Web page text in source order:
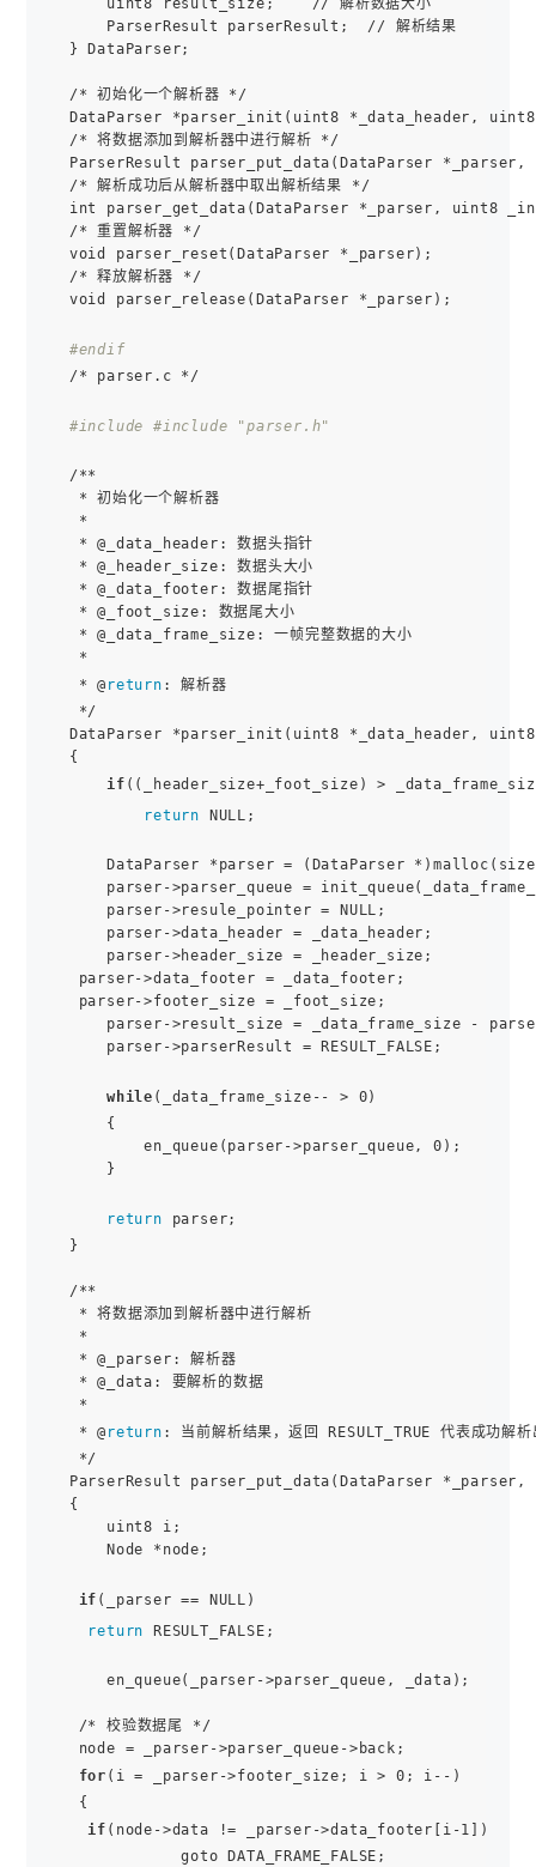
uint8 result_size;    // 解析数据大小
ParserResult parserResult;  // 解析结果
} DataParser;
/* 初始化一个解析器 */
DataParser *parser_init(uint8 *_data_header,
/* 将数据添加到解析器中进行解析 */
ParserResult parser_put_data(DataParser
/* 解析成功后从解析器中取出解析结果 */
int parser_get_data(DataParser *_parser, uint8
/* 重置解析器 */
void parser_reset(DataParser *_parser);
/* 释放解析器 */
void parser_release(DataParser *_parser);
#endif
/* parser.c */
#include #include "parser.h"
/**
* 初始化一个解析器
*
* @_data_header: 数据头指针
* @_header_size: 数据头大小
* @_data_footer: 数据尾指针
* @_foot_size: 数据尾大小
* @_data_frame_size: 一帧完整数据的大小
*
* @ return : 解析器
*/
DataParser *parser_init(uint8 *_data_header,
{
if ((_header_size+_foot_size) >
return NULL;
DataParser *parser = (DataParser
parser->parser_queue =
parser->resule_pointer = NULL;
parser->data_header = _data_header;
parser->header_size = _header_size;
parser->data_footer = _data_footer;
parser->footer_size = _foot_size;
parser->result_size = _data_frame_size -
parser->parserResult = RESULT_FALSE;
while (_data_frame_size-- > 0)
{
en_queue(parser->parser_queue, 0);
}
return parser;
}
/**
* 将数据添加到解析器中进行解析
*
* @_parser: 解析器
* @_data: 要解析的数据
*
* @ return : 当前解析结果，返回 RESULT_TRUE 代表成功解
*/
ParserResult parser_put_data(DataParser *_parser,
{
uint8 i;
Node *node;
if (_parser == NULL)
return RESULT_FALSE;
en_queue(_parser->parser_queue, _data);
/* 校验数据尾 */
node = _parser->parser_queue->back;
for (i = _parser->footer_size; i > 0; i--)
{
if (node->data != _parser->data_footer[i-1])
goto DATA_FRAME_FALSE;